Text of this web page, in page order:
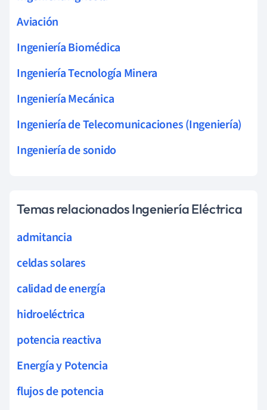
Aviación
Ingeniería Biomédica
Ingeniería Tecnología Minera
Ingeniería Mecánica
Ingeniería de Telecomunicaciones (Ingeniería)
Ingeniería de sonido
Temas relacionados Ingeniería Eléctrica
admitancia
celdas solares
calidad de energía
hidroeléctrica
potencia reactiva
Energía y Potencia
flujos de potencia